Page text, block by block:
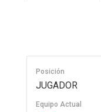
Posición
JUGADOR
Equipo Actual